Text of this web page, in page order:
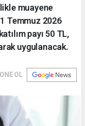
muayene
1 Temmuz 2026
payı 50 TL,
uygulanacak.
OL